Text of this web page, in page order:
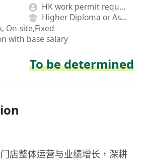
HK work permit required
Higher Diploma or Associate Degree
On-site,Fixed
with base salary
To be determined
店整体运营与业绩增长，深耕